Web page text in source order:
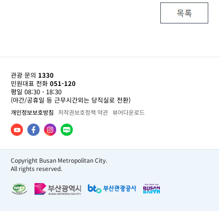
관광 문의 1330
민원대표 전화 051-120
평일 08:30 - 18:30
(야간/공휴일 등 근무시간외는 당직실로 전환)
개인정보보호방침 저작권보호정책 약관 뷰어다운로드
Copyright Busan Metropolitan City.
All rights reserved.